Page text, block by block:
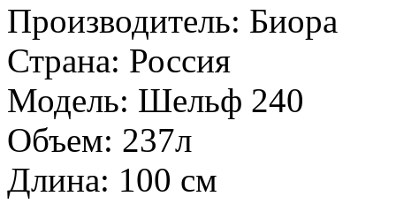
Производитель: Биора
Страна: Россия
Модель: Шельф 240
Объем: 237л
Длина: 100 см